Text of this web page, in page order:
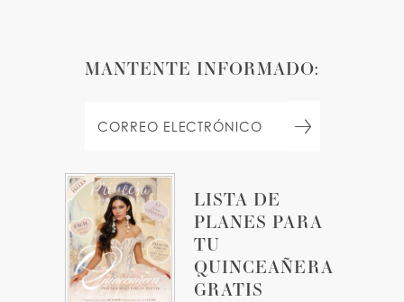
LISTA DE
PLANES PARA
TU
QUINCEAÑERA
GRATIS
MANTENTE INFORMADO: